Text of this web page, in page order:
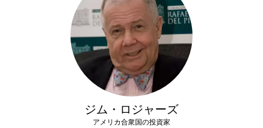
ジム・ロジャーズ
アメリカ合衆国の投資家